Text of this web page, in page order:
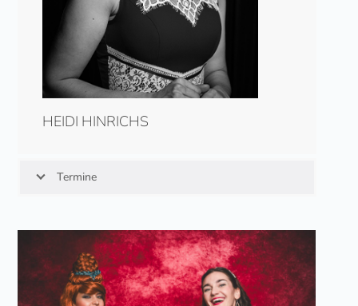
HEIDI HINRICHS
Termine